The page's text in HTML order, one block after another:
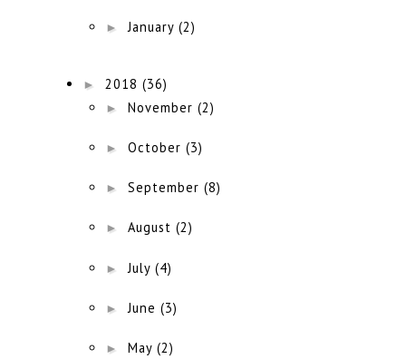
►January(2)
►2018(36)
►November(2)
►October(3)
►September(8)
►August(2)
►July(4)
►June(3)
►May(2)